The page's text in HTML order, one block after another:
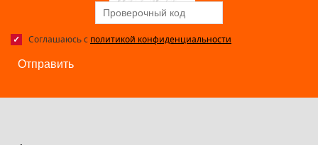
Соглашаюсь с политикой конфиденциальности
Отправить